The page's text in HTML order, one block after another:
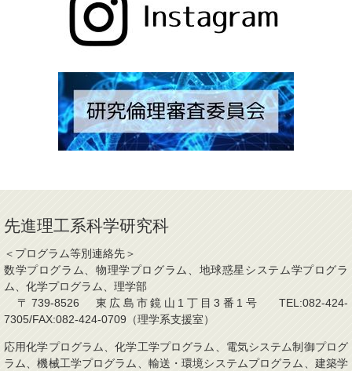
先進理工系科学研究科
＜プログラム等別連絡先＞
数学プログラム、物理学プログラム、地球惑星システム学プログラ
ム、化学プログラム、理学部
〒739-8526 東広島市鏡山1丁目3番1号 TEL:082-424-
7305/FAX:082-424-0709（理学系支援室）
応用化学プログラム、化学工学プログラム、電気システム制御プログ
ラム、機械工学プログラム、輸送・環境システムプログラム、建築学